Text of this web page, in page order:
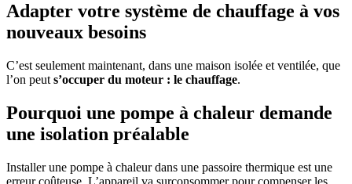
Adapter votre système de chauffage à vos
nouveaux besoins
C’est seulement maintenant, dans une maison isolée et ventilée, que
l’on peut s’occuper du moteur : le chauffage.
Pourquoi une pompe à chaleur demande
une isolation préalable
Installer une pompe à chaleur dans une passoire thermique est une